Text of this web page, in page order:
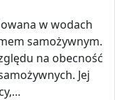
w wodach
samożywnym.
na obecność
Jej